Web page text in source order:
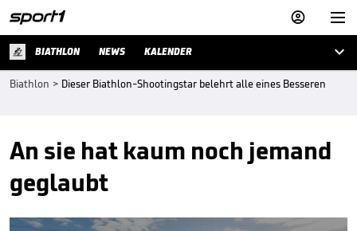


BIATHLON NEWS KALENDER 
Biathlon > Dieser Biathlon-Shootingstar belehrt alle eines Besseren
An sie hat kaum noch jemand
geglaubt